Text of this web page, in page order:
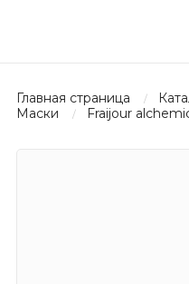
главная страница
маски
fraijour